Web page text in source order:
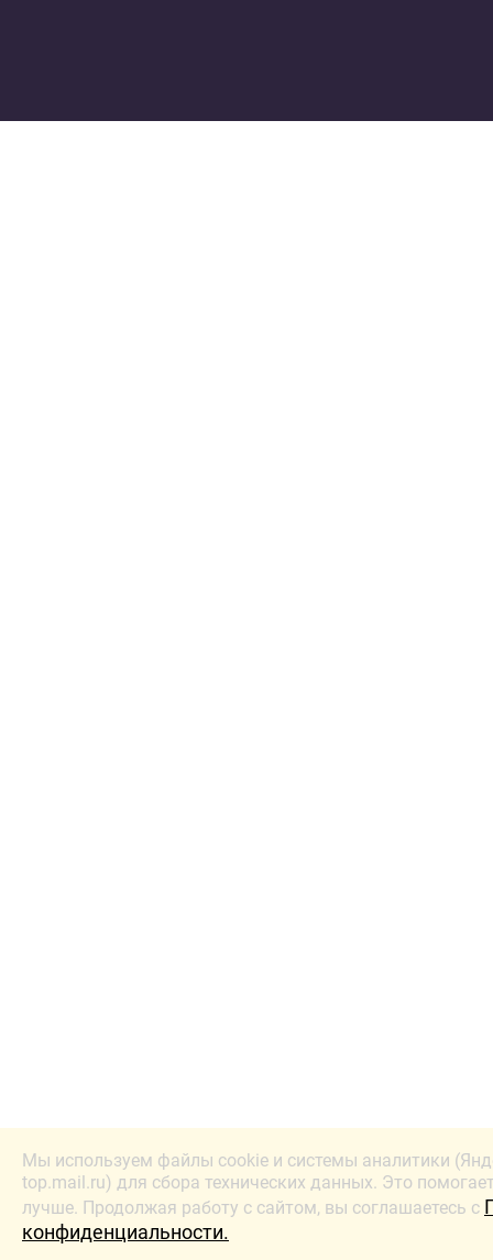
Мы используем файлы cookie и системы аналитики
top.mail.ru) для сбора технических данных. Это
лучше. Продолжая работу с сайтом, вы соглашаетесь с
конфиденциальности.